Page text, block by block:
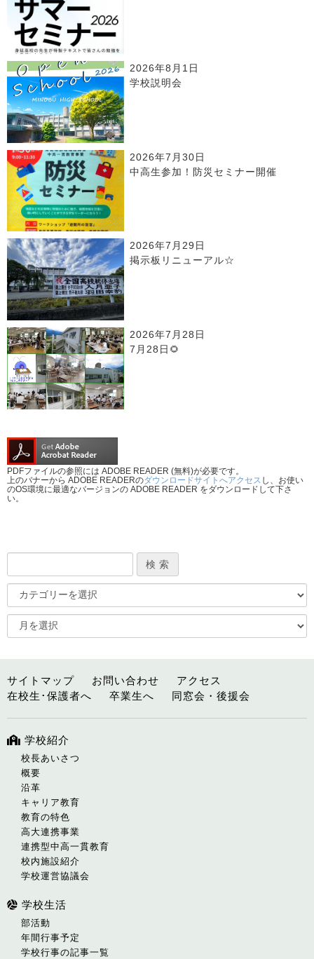
2026年8月1日
学校説明会
2026年7月30日
中高生参加！防災セミナー開催
2026年7月29日
掲示板リニューアル☆
2026年7月28日
7月28日🌻
PDFファイルの参照には ADOBE READER (無料)が必要です。
上のバナーから ADOBE READERのダウンロードサイトへアクセス し、お使い
のOS環境に最適なバージョンの ADOBE READER をダウンロードして下さ
い。
サイトマップ お問い合わせ
アクセス
在校生･保護者へ
卒業生へ 同窓会・後援会
学校紹介
校長あいさつ
概要
沿革
キャリア教育
教育の特色
高大連携事業
連携型中高一貫教育
校内施設紹介
学校運営協議会
学校生活
部活動
年間行事予定
学校行事の記事一覧